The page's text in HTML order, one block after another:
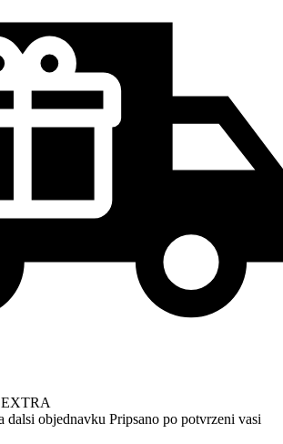
EXTRA
dalsi objednavku Pripsano po potvrzeni vasi